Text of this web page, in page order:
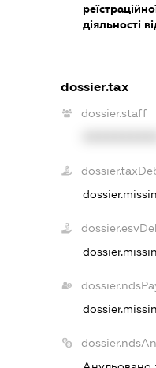
діяльності
dossier.tax
dossier.staff